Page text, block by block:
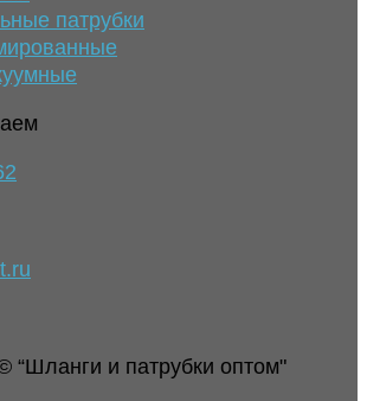
патрубки
“Шланги и патрубки оптом"